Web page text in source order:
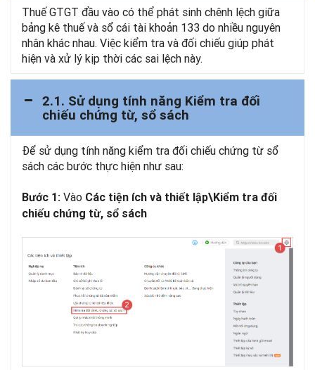
Thuế GTGT đầu vào có thể phát sinh chênh lệch giữa
bảng kê thuế và sổ cái tài khoản 133 do nhiều nguyên
nhân khác nhau. Việc kiểm tra và đối chiếu giúp phát
hiện và xử lý kịp thời các sai lệch này.
2.1. Sử dụng tính năng Kiểm tra đối
chiếu chứng từ, sổ sách
Để sử dụng tính năng kiểm tra đối chiếu chứng từ sổ
sách các bước thực hiện như sau:
Bước 1: Vào Các tiện ích và thiết lập\Kiểm tra đối
chiếu chứng từ, sổ sách